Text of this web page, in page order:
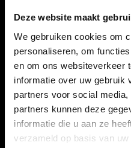
Deze website maakt
We gebruiken cookies om
personaliseren, om
en om ons websiteverkeer
informatie over uw gebruik
partners voor social
partners kunnen deze
informatie die u aan ze
verzameld op basis van
✨ Leuk als cadeau voor jong
✨ Een vriendinnetje om
Fien is er voor grote en
opnieuw.🧡🐻
Details:
5%
Ja,